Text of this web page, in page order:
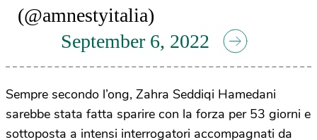
(@amnestyitalia)
September 6, 2022
Sempre secondo l’ong, Zahra Seddiqi Hamedani
sarebbe stata fatta sparire con la forza per 53 giorni e
sottoposta a intensi interrogatori accompagnati da